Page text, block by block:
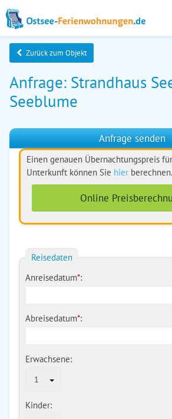
Zurück zum Objekt
Anfrage: Strandhaus
Seeblume
Anfrage senden
Einen genauen Übernachtungspreis
Unterkunft können Sie hier berechnen.
Online
Reisedaten
Anreisedatum*:
Abreisedatum*:
Erwachsene:
1
Kinder: